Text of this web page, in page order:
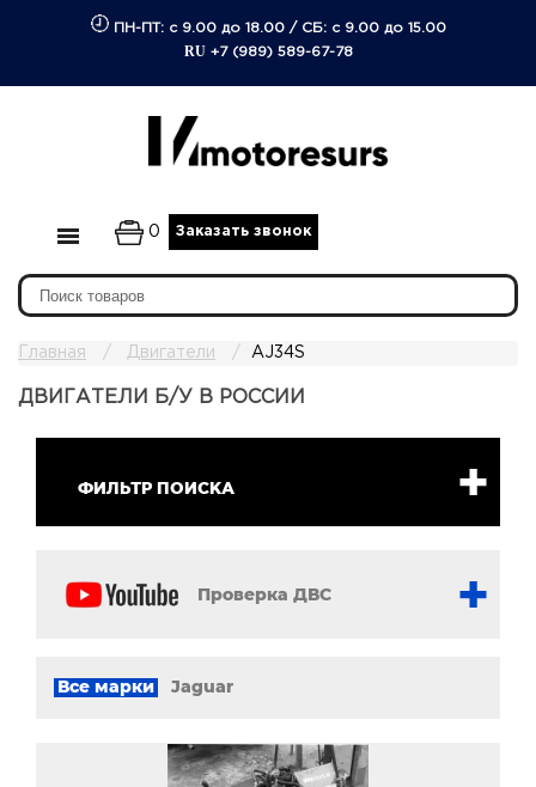
ПН-ПТ: с 9.00 до 18.00/ СБ: с 9.00 до 15.00
RU +7 (989) 589-67-78
0 Заказать звонок
Главная Двигатели AJ34S
ДВИГАТЕЛИ Б/У В РОССИИ
ФИЛЬТР ПОИСКА
Проверка ДВС
Все марки Jaguar